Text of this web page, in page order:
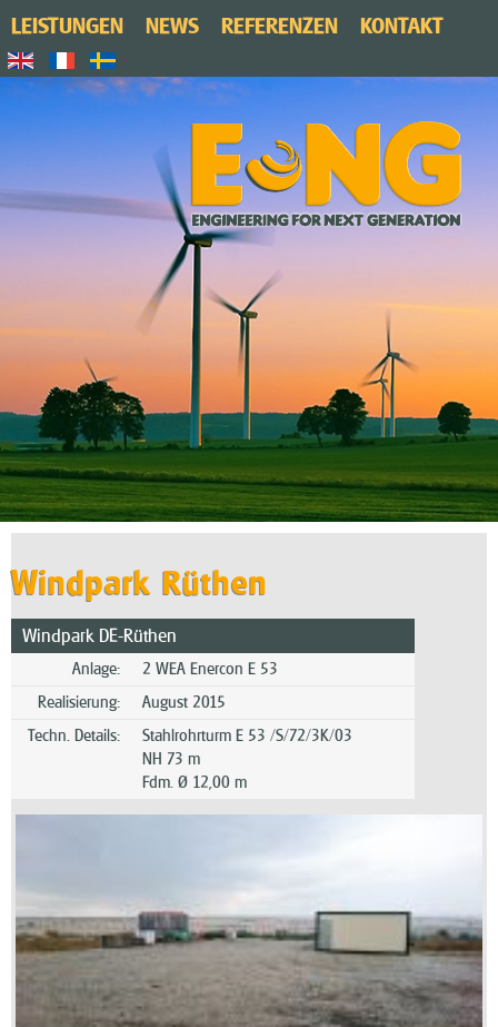
LEISTUNGEN NEWS REFERENZEN KONTAKT
Windpark Rüthen
Windpark DE-Rüthen
Anlage:
2 WEA Enercon E 53
Realisierung:
August 2015
Techn. Details:
Stahlrohrturm E 53 /S/72/3K/03
NH 73 m
Fdm. Ø 12,00 m